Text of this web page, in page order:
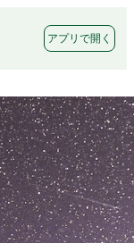
アプリで開く